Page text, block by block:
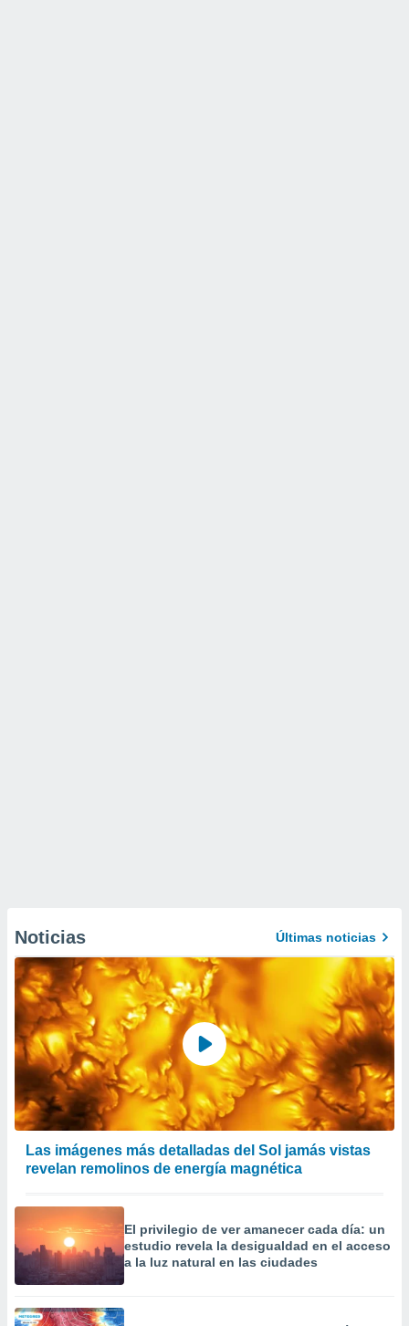
Noticias Últimas noticias
Las imágenes más detalladas del Sol jamás vistas
revelan remolinos de energía magnética
El privilegio de ver amanecer cada día: un
estudio revela la desigualdad en el acceso
a la luz natural en las ciudades